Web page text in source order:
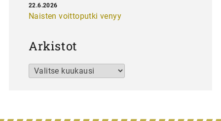
Naisten voittoputki venyy
22.6.2026
Arkistot
Arkistot